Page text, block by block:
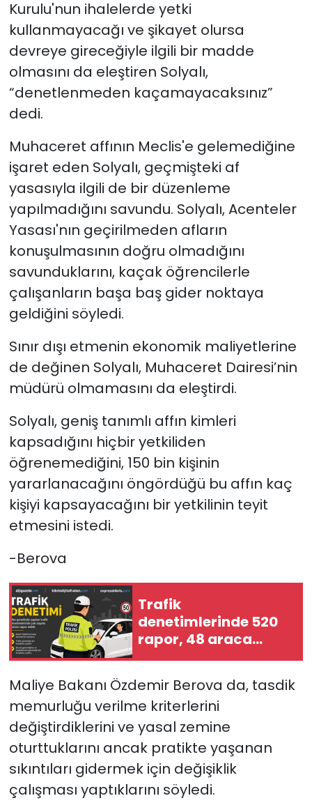
Kurulu'nun ihalelerde yetki
kullanmayacağı ve şikayet olursa
devreye gireceğiyle ilgili bir madde
olmasını da eleştiren Solyalı,
“denetlenmeden kaçamayacaksınız”
dedi.
Muhaceret affının Meclis'e gelemediğine
işaret eden Solyalı, geçmişteki af
yasasıyla ilgili de bir düzenleme
yapılmadığını savundu. Solyalı, Acenteler
Yasası'nın geçirilmeden afların
konuşulmasının doğru olmadığını
savunduklarını, kaçak öğrencilerle
çalışanların başa baş gider noktaya
geldiğini söyledi.
Sınır dışı etmenin ekonomik maliyetlerine
de değinen Solyalı, Muhaceret Dairesi’nin
müdürü olmamasını da eleştirdi.
Solyalı, geniş tanımlı affın kimleri
kapsadığını hiçbir yetkiliden
öğrenemediğini, 150 bin kişinin
yararlanacağını öngördüğü bu affın kaç
kişiyi kapsayacağını bir yetkilinin teyit
etmesini istedi.
-Berova
Trafik
denetimlerinde 520
rapor, 48 araca
trafikten men, 3
Maliye Bakanı Özdemir Berova da, tasdik
memurluğu verilme kriterlerini
değiştirdiklerini ve yasal zemine
oturttuklarını ancak pratikte yaşanan
sıkıntıları gidermek için değişiklik
çalışması yaptıklarını söyledi.